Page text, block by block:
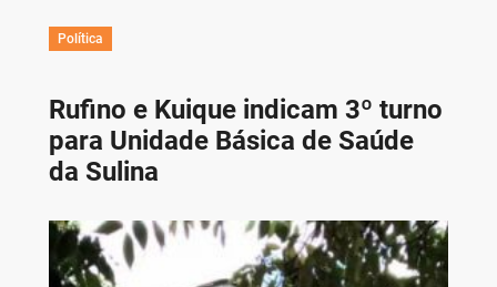
Política
Rufino e Kuique indicam 3º turno
para Unidade Básica de Saúde
da Sulina